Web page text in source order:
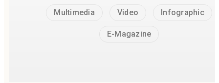
Multimedia Video Infographic
E-Magazine